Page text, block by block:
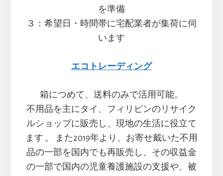
を準備
３：希望日・時間帯に宅配業者が集荷に伺
います
エコトレーディング
箱につめて、送料のみで活用可能。
不用品を主にタイ、フィリピンのリサイク
ルショップに販売し、現地の生活に役立て
ます 。 また2019年より、お寄せ戴いた不用
品の一部を国内でも再販売し、その収益金
の一部で国内の児童養護施設の支援や、被